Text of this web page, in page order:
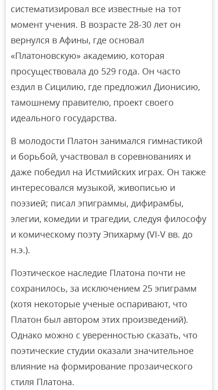
систематизировал все известные на тот
момент учения. В возрасте 28-30 лет он
вернулся в Афины, где основал
«Платоновскую» академию, которая
просуществовала до 529 года. Он часто
ездил в Сицилию, где предложил Дионисию,
тамошнему правителю, проект своего
идеального государства.
В молодости Платон занимался гимнастикой
и борьбой, участвовал в соревнованиях и
даже победил на Истмийских играх. Он также
интересовался музыкой, живописью и
поэзией; писал эпиграммы, дифирамбы,
элегии, комедии и трагедии, следуя философу
и комическому поэту Эпихарму (VI-V вв. до
н.э.).
Поэтическое наследие Платона почти не
сохранилось, за исключением 25 эпиграмм
(хотя некоторые ученые оспаривают, что
Платон был автором этих произведений).
Однако можно с уверенностью сказать, что
поэтические студии оказали значительное
влияние на формирование прозаического
стиля Платона.